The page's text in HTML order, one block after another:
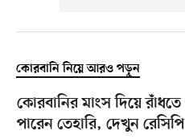
কোরবানি নিয়ে আরও পড়ুন
কোরবানির মাংস দিয়ে রাঁধতে
পারেন তেহারি, দেখুন রেসিপি